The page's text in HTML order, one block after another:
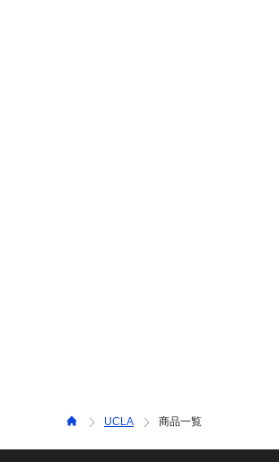
UCLA 商品一覧